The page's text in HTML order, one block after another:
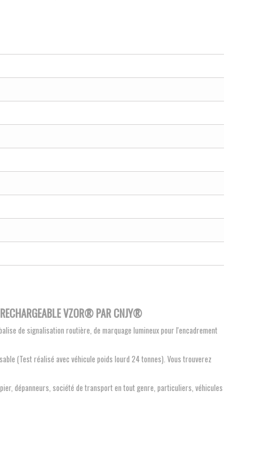
VZOR® PAR CNJY®
de signalisation routière, de marquage lumineux pour l'encadrement
(Test réalisé avec véhicule poids lourd 24 tonnes). Vous trouverez
dépanneurs, société de transport en tout genre, particuliers, véhicules